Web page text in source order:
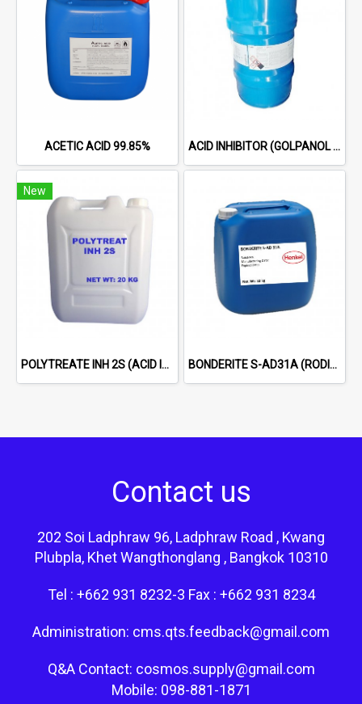
ACETIC ACID 99.85% ACID INHIBITOR (GOLPANOL BOZ 98%) WHITE CRYSTAL POWDER
New
POLYTREATE INH 2S (ACID INHIBITOR FOR HCl) BONDERITE S-AD31A (RODINE 31 A) ACID INHIBITOR
Contact us
202 Soi Ladphraw 96, Ladphraw Road , Kwang
Plubpla, Khet Wangthonglang , Bangkok 10310
Tel : +662 931 8232-3 Fax : +662 931 8234
Administration: cms.qts.feedback@gmail.com
Q&A Contact: cosmos.supply@gmail.com
Mobile: 098-881-1871